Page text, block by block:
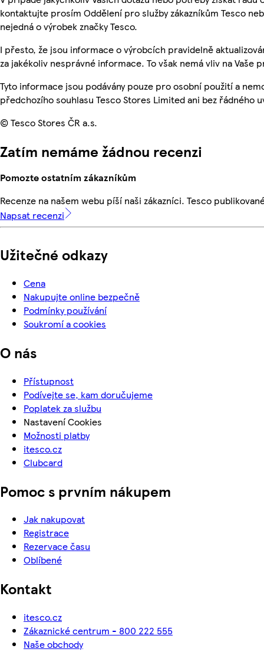
kontaktujte prosím Oddělení pro služby zákazníkům Tesco
nejedná o výrobek značky Tesco.
I přesto, že jsou informace o výrobcích pravidelně
za jakékoliv nesprávné informace. To však nemá vliv na Vaše
Tyto informace jsou podávány pouze pro osobní použití a
předchozího souhlasu Tesco Stores Limited ani bez řádného
© Tesco Stores ČR a.s.
Zatím nemáme žádnou recenzi
Pomozte ostatním zákazníkům
Recenze na našem webu píší naši zákazníci. Tesco
Napsat recenzi
Užitečné odkazy
Cena
Nakupujte online bezpečně
Podmínky používání
Soukromí a cookies
O nás
Přístupnost
Podívejte se, kam doručujeme
Poplatek za službu
Nastavení Cookies
Možnosti platby
itesco.cz
Clubcard
Pomoc s prvním nákupem
Jak nakupovat
Registrace
Rezervace času
Oblíbené
Kontakt
itesco.cz
Zákaznické centrum - 800 222 555
Naše obchody